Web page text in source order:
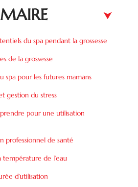
du spa pendant la grossesse
de la grossesse
spa pour les futures mamans
gestion du stress
pour une utilisation
professionnel de santé
de l’eau
d’utilisation